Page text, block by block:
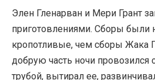
Элен Гленарван и Мери Грант
приготовлениями. Сборы были
кропотливые, чем сборы Жака
добрую часть ночи провозился
трубой, вытирал ее,